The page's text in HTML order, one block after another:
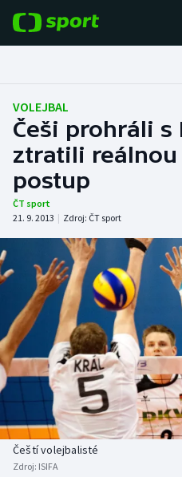
Fotbal
Hokej
Tenis
Atletika
Cyklistika
DALŠÍ SPORTY
Americký fotbal
Baseball a softbal
Basketbal
Biatlon
NEPŘEHLÉDNĚTE
Soutěže
Historické návraty
Aplikace ČT sport
VOLEJBAL
Češi prohráli s
ztratili reálnou
postup
ČT sport
21. 9. 2013 | Zdroj: ČT sport
Čeští volejbalisté
Zdroj: ISIFA